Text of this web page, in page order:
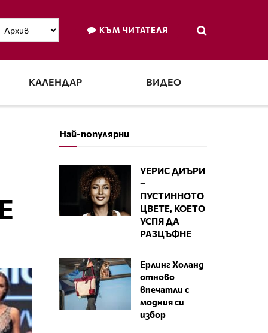
КЪМ ЧИТАТЕЛЯ
КАЛЕНДАР ВИДЕО
Най-популярни
УЕРИС ДИЪРИ
–
ПУСТИННОТО
ЦВЕТЕ, КОЕТО
УСПЯ ДА
РАЗЦЪФНЕ
Ерлинг Холанд
отново
впечатли с
модния си
избор